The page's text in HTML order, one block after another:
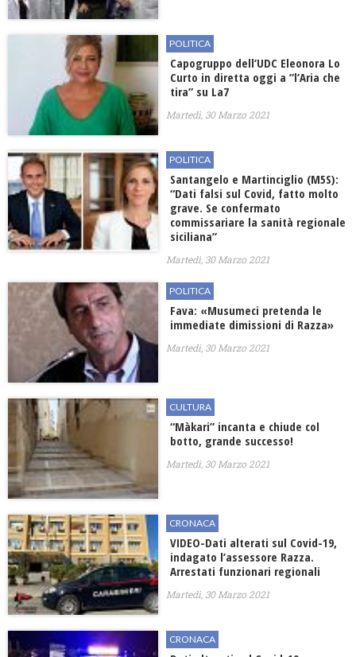
POLITICA
Capogruppo dell’UDC Eleonora Lo
Curto in diretta oggi a ”l’Aria che
tira” su La7
Martedì, 30 Marzo 2021
POLITICA
Santangelo e Martinciglio (M5S):
“Dati falsi sul Covid, fatto molto
grave. Se confermato
commissariare la sanità regionale
siciliana”
Martedì, 30 Marzo 2021
POLITICA
Fava: «Musumeci pretenda le
immediate dimissioni di Razza»
Martedì, 30 Marzo 2021
CULTURA
“Màkari” incanta e chiude col
botto, grande successo!
Martedì, 30 Marzo 2021
CRONACA
VIDEO-Dati alterati sul Covid-19,
indagato l’assessore Razza.
Arrestati funzionari regionali
Martedì, 30 Marzo 2021
CRONACA